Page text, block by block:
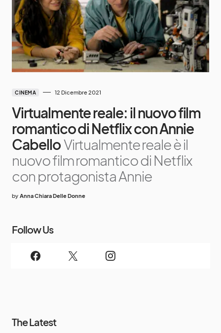
CINEMA 12 Dicembre 2021
Virtualmente reale: il nuovo film
romantico di Netflix con Annie
CabelloVirtualmente reale è il
nuovo film romantico di Netflix
con protagonista Annie
by Anna Chiara Delle Donne
Follow Us
The Latest